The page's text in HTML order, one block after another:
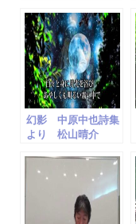
幻影 中原中也詩集
より 松山晴介
Matsuyama